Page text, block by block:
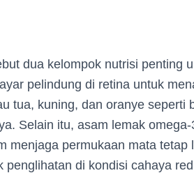
dua kelompok nutrisi penting
pelindung di retina untuk
tua, kuning, dan oranye seperti
Selain itu, asam lemak
menjaga permukaan mata
penglihatan di kondisi cahaya